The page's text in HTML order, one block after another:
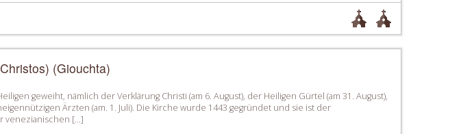
(Giouchta)
geweiht, nämlich der Verklärung Christi (am 6. August), der Heiligen Gürtel (am 31. August),
Ärzten (am. 1. Juli). Die Kirche wurde 1443 gegründet und sie ist der
venezianischen […]